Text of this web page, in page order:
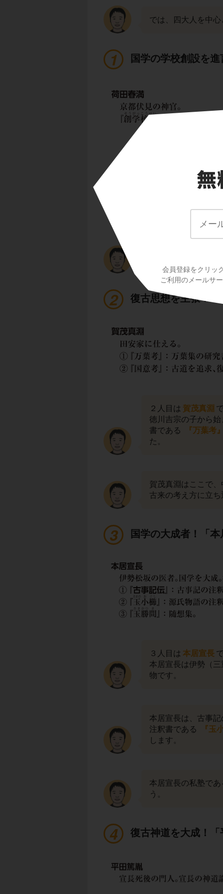
会員登録をクリッ
ご利用のメールサ
では、四大人を中
国学の学校創設を
荷田春満は京都の
に進言
徳川吉宗は８代将
この事から、江戸
復古思想を主張！「
２人目は 賀茂真淵
徳川吉宗の子から
書である
『万葉考
た。
賀茂真淵はここで
古来の考え方に立
国学の大成者！「
３人目は 本居宣長
本居宣長は伊勢（
物です。
本居宣長は、古事
注釈書である
『玉
します。
本居宣長の私塾であ
う。
復古神道を大成！「